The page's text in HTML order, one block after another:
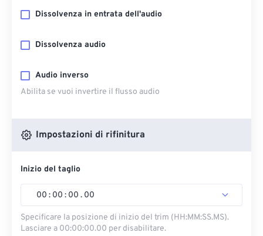
Dissolvenza in entrata dell'audio
Dissolvenza audio
Audio inverso
Abilita se vuoi invertire il flusso audio
Impostazioni di rifinitura
Inizio del taglio
00 : 00 : 00 . 00
Specificare la posizione di inizio del trim (HH:MM:SS.MS).
Lasciare a 00:00:00.00 per disabilitare.